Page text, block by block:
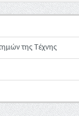
της Τέχνης